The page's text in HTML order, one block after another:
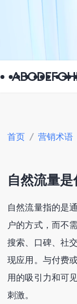
ABCDEFGH
首页 / 营销术语
自然流量是
自然流量指的是
户的方式，而不
搜索、口碑、社
现应用。与付费
用的吸引力和可
刺激。